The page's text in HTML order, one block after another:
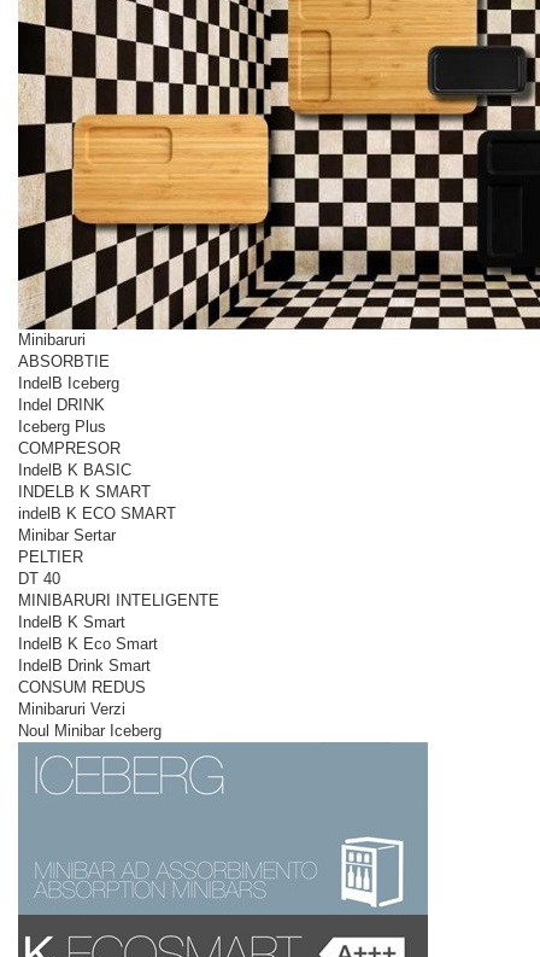
Minibaruri
ABSORBTIE
IndelB Iceberg
Indel DRINK
Iceberg Plus
COMPRESOR
IndelB K BASIC
INDELB K SMART
indelB K ECO SMART
Minibar Sertar
PELTIER
DT 40
MINIBARURI INTELIGENTE
IndelB K Smart
IndelB K Eco Smart
IndelB Drink Smart
CONSUM REDUS
Minibaruri Verzi
Noul Minibar Iceberg